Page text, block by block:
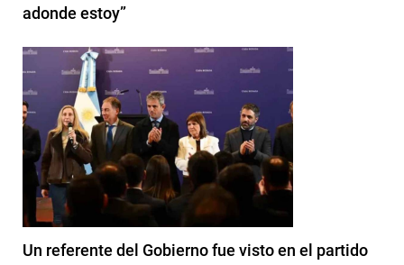
adonde estoy”
Un referente del Gobierno fue visto en el partido